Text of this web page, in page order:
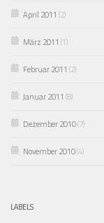
April 2011 (2)
März 2011 (1)
Februar 2011 (2)
Januar 2011 (8)
Dezember 2010(7)
November 2010(4)
LABELS